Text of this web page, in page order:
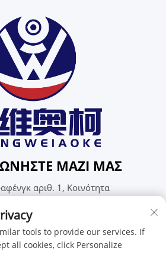
ΜΑΖΊ ΜΑΣ
αριθ. 1, Κοινότητα
protected]
tools to provide our services. If
all cookies, click Personalize